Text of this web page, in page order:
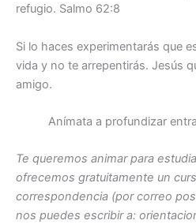
refugio. Salmo 62:8
Si lo haces experimentarás que
vida y no te arrepentirás. Jesús
amigo.
Anímata a profundizar
Te queremos animar para
ofrecemos gratuitamente un
correspondencia (por correo
nos puedes escribir a: